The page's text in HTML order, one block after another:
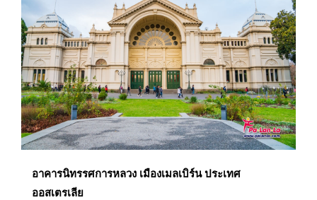
กินหลากหลาย
อาคารนิทรรศการหลวง เมืองเมลเบิร์น ประเทศ
ออสเตรเลีย